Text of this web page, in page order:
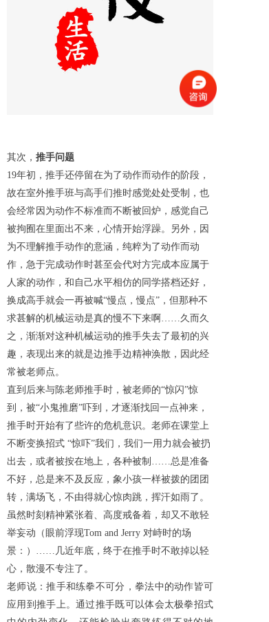
其次， 推手问题
19年初，推手还停留在为了动作而动作的阶段，
故在室外推手班与高手们推时感觉处处受制，也
会经常因为动作不标准而不断被回炉，感觉自己
被拘囿在里面出不来，心情开始浮躁。另外，因
为不理解推手动作的意涵，纯粹为了动作而动
作，急于完成动作时甚至会代对方完成本应属于
人家的动作，和自己水平相仿的同学搭档还好，
换成高手就会一再被喊“慢点，慢点”，但那种不
求甚解的机械运动是真的慢不下来啊……久而久
之，渐渐对这种机械运动的推手失去了最初的兴
趣，表现出来的就是边推手边精神涣散，因此经
常被老师点。
直到后来与陈老师推手时，被老师的“惊闪”惊
到，被“小鬼推磨”吓到，才逐渐找回一点神来，
推手时开始有了些许的危机意识。老师在课堂上
不断变换招式 “惊吓”我们，我们一用力就会被扔
出去，或者被按在地上，各种被制……总是准备
不好，总是来不及反应，象小孩一样被拨的团团
转，满场飞，不由得就心惊肉跳，挥汗如雨了。
虽然时刻精神紧张着、高度戒备着，却又不敢轻
举妄动（眼前浮现Tom and Jerry 对峙时的场
景：）……几近年底，终于在推手时不敢掉以轻
心，散漫不专注了。
老师说：推手和练拳不可分，拳法中的动作皆可
应用到推手上。通过推手既可以体会太极拳招式